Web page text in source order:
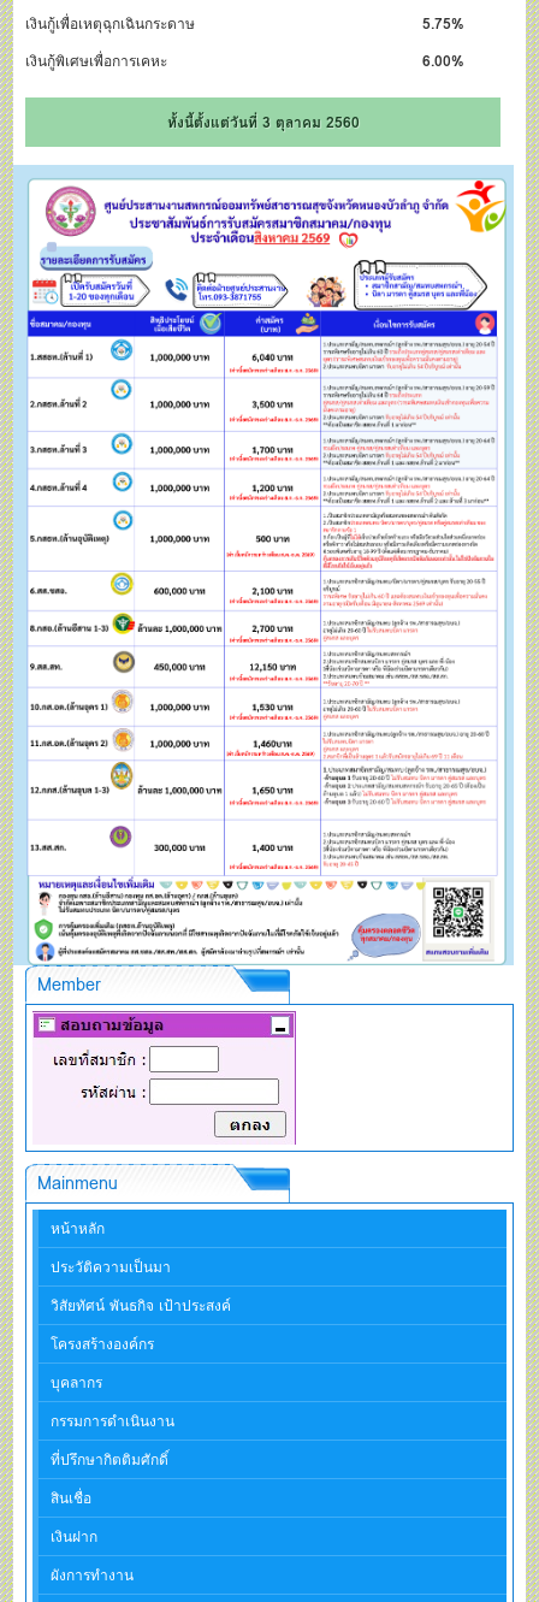
เงินกู้เพื่อเหตุฉุกเฉินกระดาษ
5.75%
เงินกู้พิเศษเพื่อการเคหะ
6.00%
ทั้งนี้ตั้งแต่วันที่ 3 ตุลาคม 2560
Member
Mainmenu
หน้าหลัก
ประวัติความเป็นมา
วิสัยทัศน์ พันธกิจ เป้าประสงค์
โครงสร้างองค์กร
บุคลากร
กรรมการดำเนินงาน
ที่ปรึกษากิตติมศักดิ์
สินเชื่อ
เงินฝาก
ผังการทำงาน